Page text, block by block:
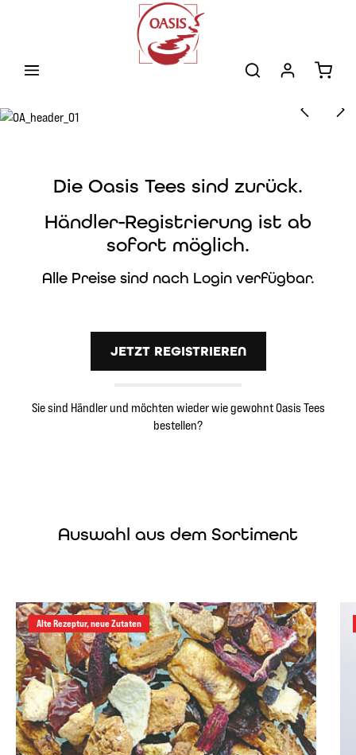
Bildergalerie überspringen
Die Oasis Tees sind zurück.
Händler-Registrierung ist ab
sofort möglich.
Alle Preise sind nach Login verfügbar.
JETZT REGISTRIEREN
Sie sind Händler und möchten wieder wie gewohnt Oasis Tees
bestellen?
Auswahl aus dem Sortiment
Produktgalerie überspringen
Alte Rezeptur, neue Zutaten